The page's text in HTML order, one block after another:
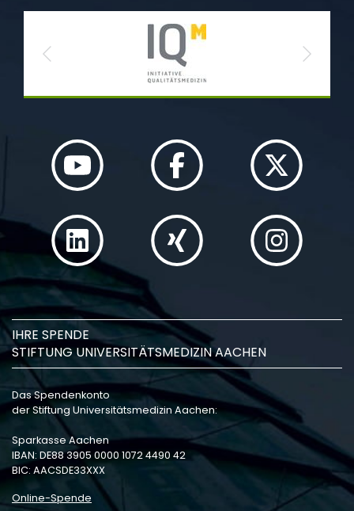
Previous Next
IHRE SPENDE
STIFTUNG UNIVERSITÄTSMEDIZIN AACHEN
Das Spendenkonto
der Stiftung Universitätsmedizin Aachen:
Sparkasse Aachen
IBAN: DE88 3905 0000 1072 4490 42
BIC: AACSDE33XXX
Online-Spende